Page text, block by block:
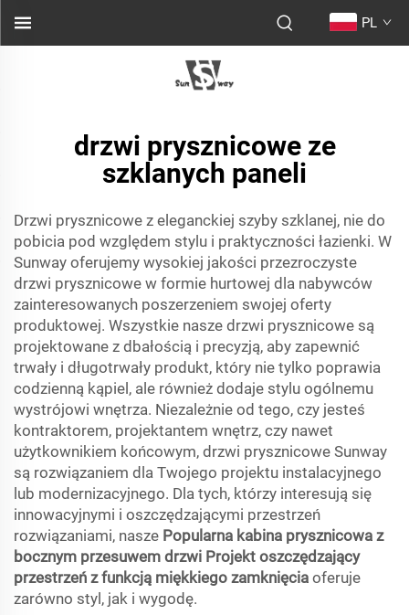
PL
drzwi prysznicowe ze
szklanych paneli
Drzwi prysznicowe z eleganckiej szyby szklanej, nie do
pobicia pod względem stylu i praktyczności łazienki. W
Sunway oferujemy wysokiej jakości przezroczyste
drzwi prysznicowe w formie hurtowej dla nabywców
zainteresowanych poszerzeniem swojej oferty
produktowej. Wszystkie nasze drzwi prysznicowe są
projektowane z dbałością i precyzją, aby zapewnić
trwały i długotrwały produkt, który nie tylko poprawia
codzienną kąpiel, ale również dodaje stylu ogólnemu
wystrójowi wnętrza. Niezależnie od tego, czy jesteś
kontraktorem, projektantem wnętrz, czy nawet
użytkownikiem końcowym, drzwi prysznicowe Sunway
są rozwiązaniem dla Twojego projektu instalacyjnego
lub modernizacyjnego. Dla tych, którzy interesują się
innowacyjnymi i oszczędzającymi przestrzeń
rozwiązaniami, nasze Popularna kabina prysznicowa z
bocznym przesuwem drzwi Projekt oszczędzający
przestrzeń z funkcją miękkiego zamknięcia oferuje
zarówno styl, jak i wygodę.